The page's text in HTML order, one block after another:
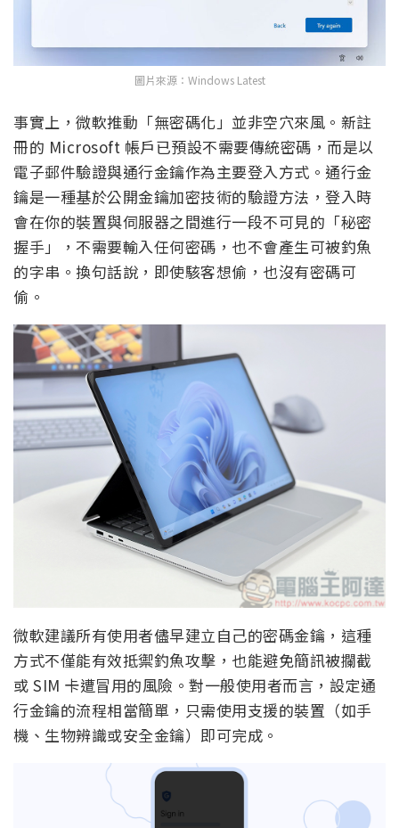
圖片來源：Windows Latest
事實上，微軟推動「無密碼化」並非空穴來風。新註
冊的 Microsoft 帳戶已預設不需要傳統密碼，而是以
電子郵件驗證與通行金鑰作為主要登入方式。通行金
鑰是一種基於公開金鑰加密技術的驗證方法，登入時
會在你的裝置與伺服器之間進行一段不可見的「秘密
握手」，不需要輸入任何密碼，也不會產生可被釣魚
的字串。換句話說，即使駭客想偷，也沒有密碼可
偷。
微軟建議所有使用者儘早建立自己的密碼金鑰，這種
方式不僅能有效抵禦釣魚攻擊，也能避免簡訊被攔截
或 SIM 卡遭冒用的風險。對一般使用者而言，設定通
行金鑰的流程相當簡單，只需使用支援的裝置（如手
機、生物辨識或安全金鑰）即可完成。